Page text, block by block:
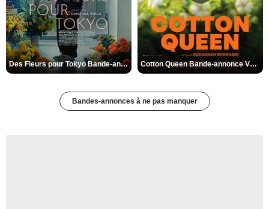
Des Fleurs pour Tokyo Bande-annonce VO STFR Cotton Queen Bande-annonce VO STFR
Bandes-annonces à ne pas manquer